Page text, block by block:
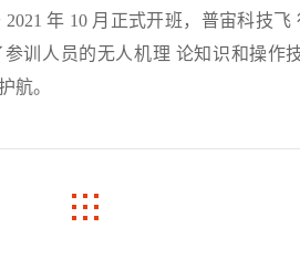
年 10 月正式开班，普宙科技
训人员的无人机理 论知识和操作
航。